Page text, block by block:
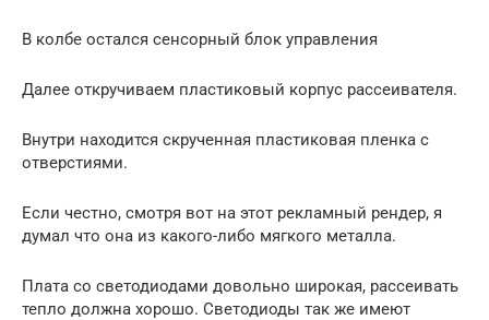
В колбе остался сенсорный блок управления
Далее откручиваем пластиковый корпус рассеивателя.
Внутри находится скрученная пластиковая пленка с
отверстиями.
Если честно, смотря вот на этот рекламный рендер, я
думал что она из какого-либо мягкого металла.
Плата со светодиодами довольно широкая, рассеивать
тепло должна хорошо. Светодиоды так же имеют